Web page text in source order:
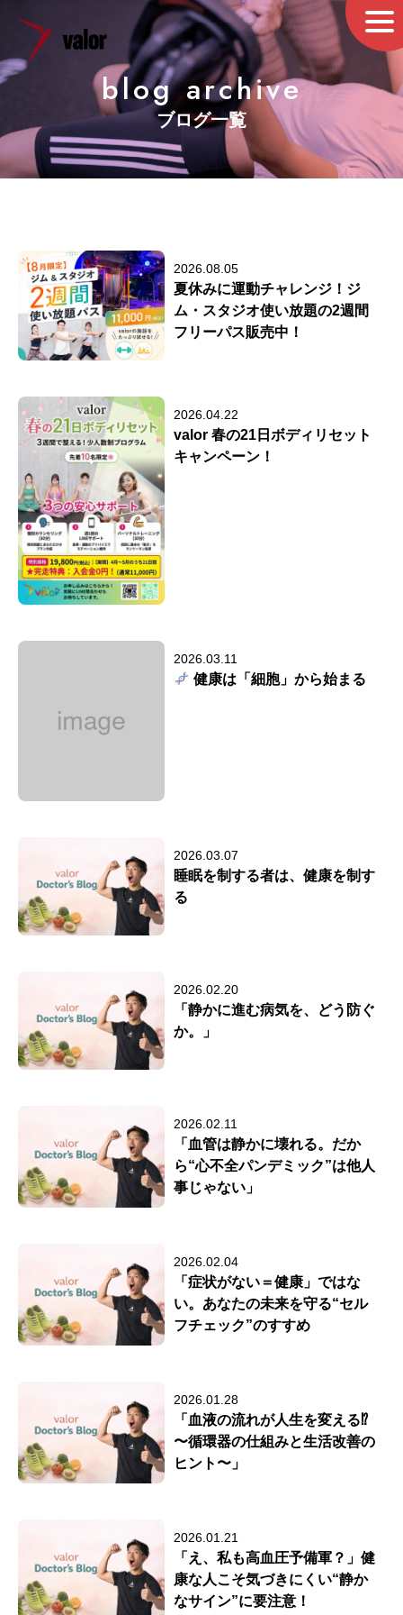
blog archive
ブログ一覧
2026.08.05
夏休みに運動チャレンジ！ジ
ム・スタジオ使い放題の2週間
フリーパス販売中！
2026.04.22
valor 春の21日ボディリセット
キャンペーン！
2026.03.11
健康は「細胞」から始まる
2026.03.07
睡眠を制する者は、健康を制す
る
2026.02.20
「静かに進む病気を、どう防ぐ
か。」
2026.02.11
「血管は静かに壊れる。だか
ら“心不全パンデミック”は他人
事じゃない」
2026.02.04
「症状がない＝健康」ではな
い。あなたの未来を守る“セル
フチェック”のすすめ
2026.01.28
「血液の流れが人生を変える⁉
〜循環器の仕組みと生活改善の
ヒント〜」
2026.01.21
「え、私も高血圧予備軍？」健
康な人こそ気づきにくい“静か
なサイン”に要注意！